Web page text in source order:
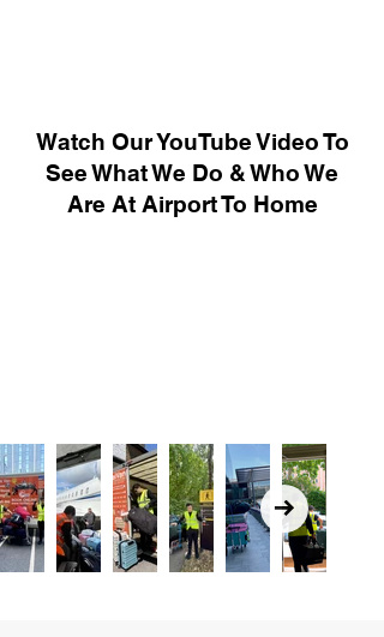
Watch Our YouTube Video To
See What We Do & Who We
Are At Airport To Home